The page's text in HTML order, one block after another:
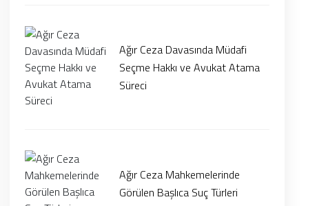
Ağır Ceza Davasında Müdafi
Seçme Hakkı ve Avukat Atama
Süreci
Ağır Ceza Mahkemelerinde
Görülen Başlıca Suç Türleri